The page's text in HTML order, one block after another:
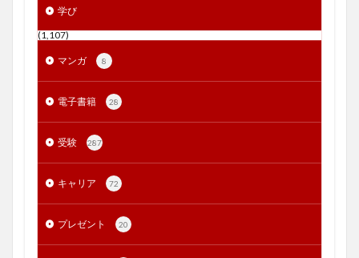
学び
(1,107)
マンガ 8
電子書籍 28
受験 287
キャリア 72
プレゼント 20